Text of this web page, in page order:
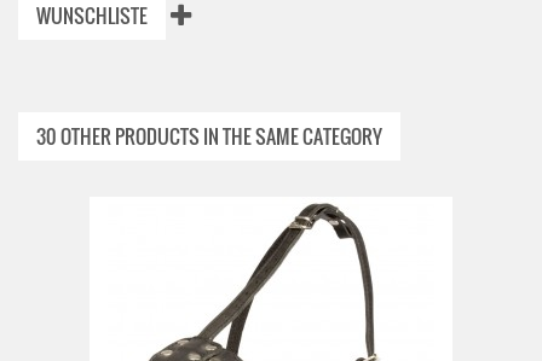
WUNSCHLISTE
30 OTHER PRODUCTS IN THE SAME CATEGORY